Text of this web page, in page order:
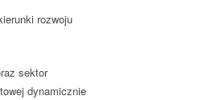
rozwoju
sektor
dynamicznie